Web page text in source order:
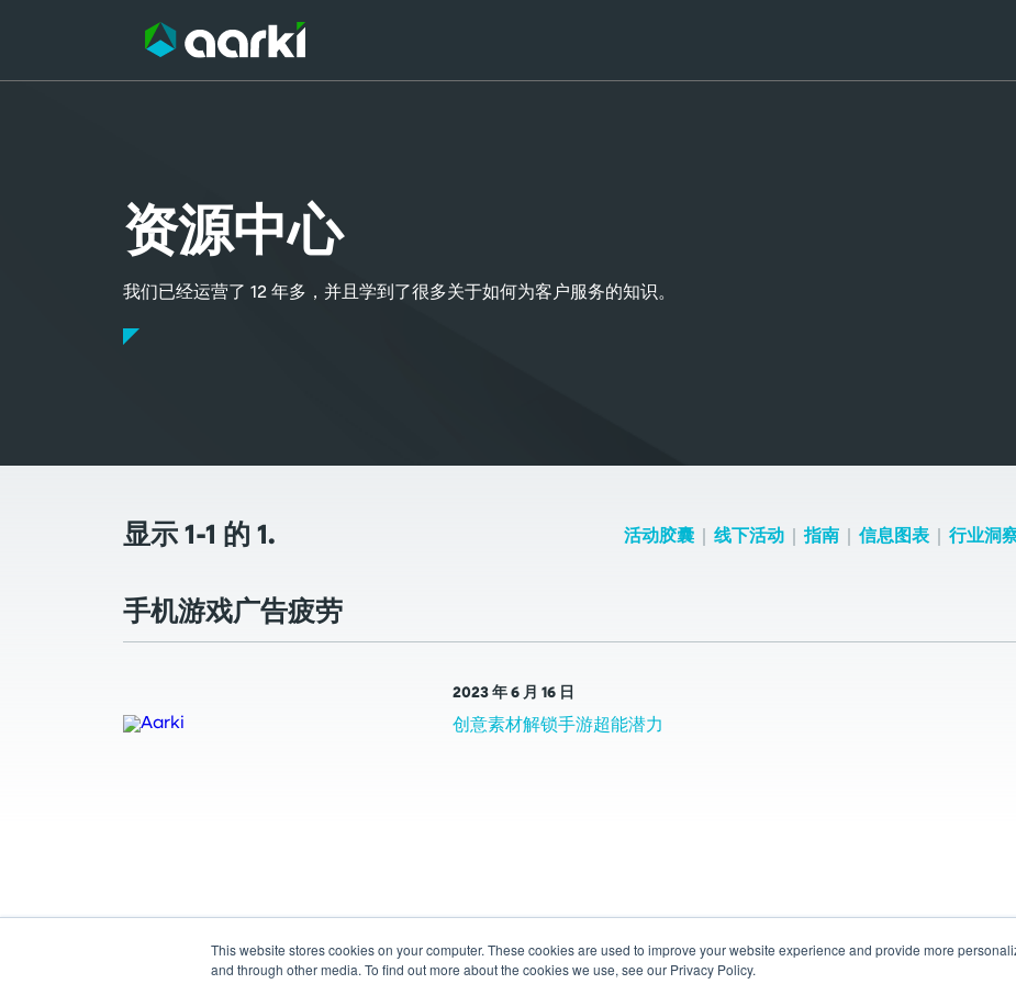
This website stores cookies on your computer. These cookies are used to improve your website experience and provide more
and through other media. To find out more about the cookies we use, see our Privacy Policy.
资源中心
我们已经运营了 12 年多，并且学到了很多关于如何为客户服务的知识。
显示 1-1 的 1. 活动胶囊 线下活动 指南 信息图表 行业洞
手机游戏广告疲劳
2023 年 6 月 16 日
创意素材解锁手游超能潜力